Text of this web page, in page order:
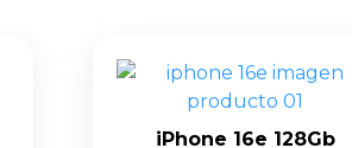
iPhone 16e 128Gb